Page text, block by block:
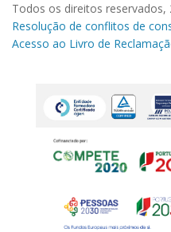
Todos os direitos
Resolução de conflitos de
Acesso ao Livro de